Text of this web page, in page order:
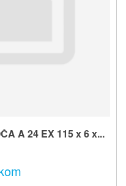
A 24 EX 115 x 6 x...